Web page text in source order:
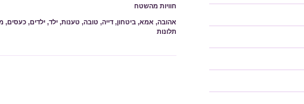
קטגוריות
חוויות מהשטח
תגיות
אהובה, אמא, ביטחון,דייה, טובה, טענות, ילד, ילדים, כעסים,
תלונות